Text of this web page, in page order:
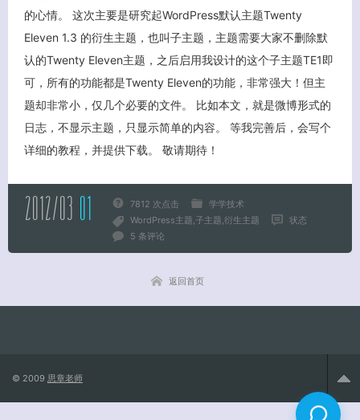
的心情。 这次主要是研究起WordPress默认主题Twenty
Eleven 1.3 的衍生主题，也叫子主题，主题需要大家不删除默
认的Twenty Eleven主题，之后启用我设计的这个子主题TE1即
可，所有的功能都是Twenty Eleven的功能，非常强大！但主
题却非常小，仅几个必要的文件。 比如本文，就是微博形式的
日志，不显示主题，只显示简单的内容。 等我完善后，会写个
详细的教程，并提供下载。 敬请期待！
2012/03 01 7812 次点击
学学技术
WordPress主题 子主题 衍生主题
状态
5 条评论
返回首页
© 2009 思章老师
关闭弹窗